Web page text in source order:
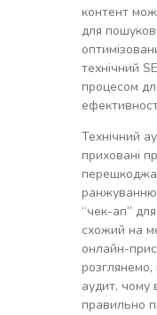
контент
для
технічний
процесом
Технічний
приховані
ранжуванню
“чек-ап”
схожий на
онлайн-
аудит, чому
правильно